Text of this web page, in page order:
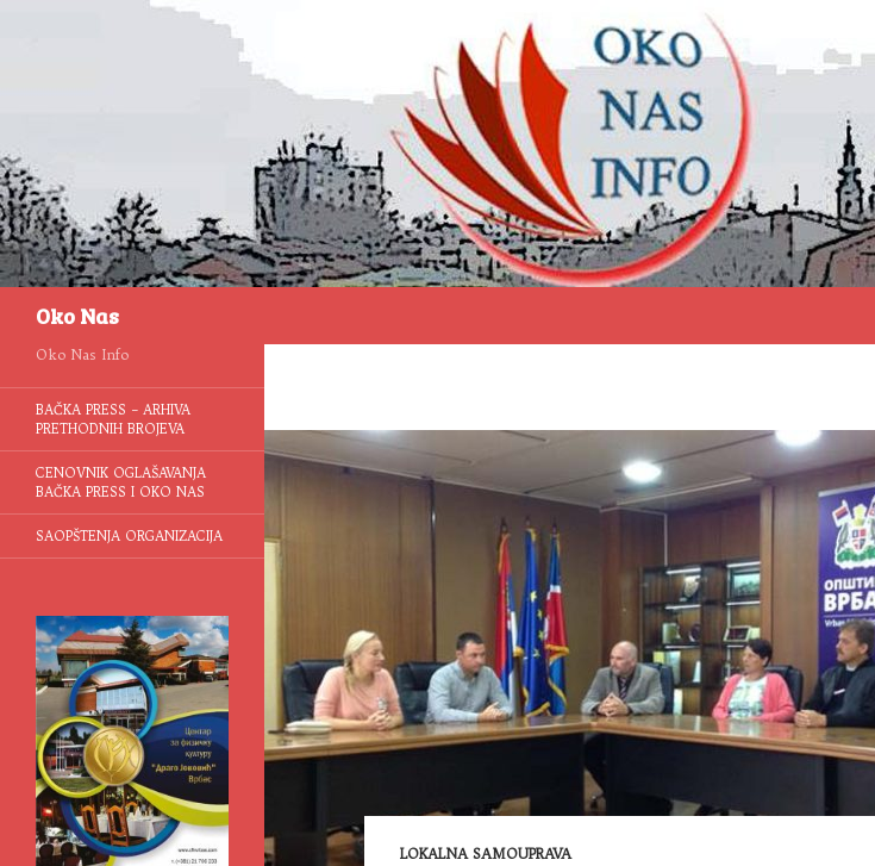
Oko Nas
LOKALNA SAMOUPRAVA
Oko Nas Info
BAČKA PRESS – ARHIVA
PRETHODNIH BROJEVA
CENOVNIK OGLAŠAVANJA
BAČKA PRESS I OKO NAS
SAOPŠTENJA ORGANIZACIJA